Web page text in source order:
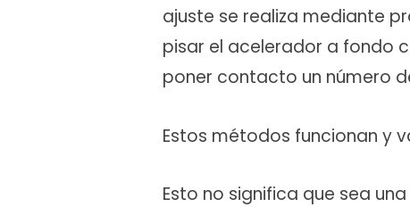
ajuste se realiza mediante
pisar el acelerador a fondo
poner contacto un número
Estos métodos funcionan y
Esto no significa que sea